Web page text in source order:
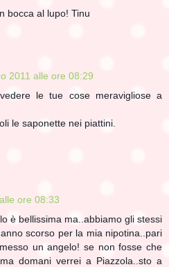
bocca al lupo! Tinu
2011 alle ore 08:29
le tue cose meravigliose a
le saponette nei piattini.
ore 08:33
è bellissima ma..abbiamo gli stessi
scorso per la mia nipotina..pari
un angelo! se non fosse che
domani verrei a Piazzola..sto a